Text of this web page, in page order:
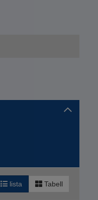
lista Tabell